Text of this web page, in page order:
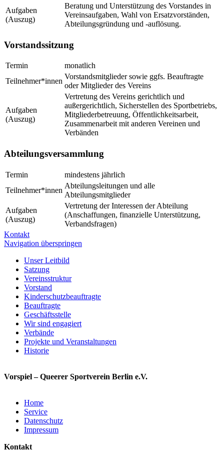
Aufgaben
(Auszug)
Beratung und Unterstützung des Vorstandes in
Vereinsaufgaben, Wahl von Ersatzvorständen,
Abteilungsgründung und -auflösung.
Vorstandssitzung
Termin
monatlich
Teilnehmer*innen
Vorstandsmitglieder sowie ggfs. Beauftragte
oder Mitglieder des Vereins
Aufgaben
(Auszug)
Vertretung des Vereins gerichtlich und
außergerichtlich, Sicherstellen des Sportbetriebs,
Mitgliederbetreuung, Öffentlichkeitsarbeit,
Zusammenarbeit mit anderen Vereinen und
Verbänden
Abteilungsversammlung
Termin
mindestens jährlich
Teilnehmer*innen
Abteilungsleitungen und alle
Abteilungsmitglieder
Aufgaben
(Auszug)
Vertretung der Interessen der Abteilung
(Anschaffungen, finanzielle Unterstützung,
Verbandsfragen)
Kontakt
Navigation überspringen
Unser Leitbild
Satzung
Vereinsstruktur
Vorstand
Kinderschutzbeauftragte
Beauftragte
Geschäftsstelle
Wir sind engagiert
Verbände
Projekte und Veranstaltungen
Historie
Vorspiel – Queerer Sportverein Berlin e.V.
Home
Service
Datenschutz
Impressum
Kontakt